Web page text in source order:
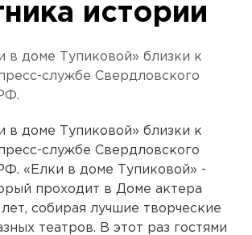
истории
в доме Тупиковой» близки к
службе Свердловского
в доме Тупиковой» близки к
службе Свердловского
«Елки в доме Тупиковой» -
проходит в Доме актера
собирая лучшие творческие
театров. В этот раз гостями